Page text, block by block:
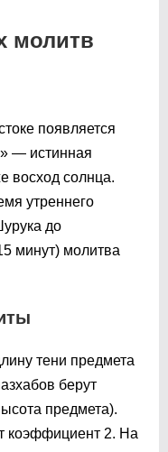
молитв
появляется
— истинная
восход солнца.
утреннего
до
минут) молитва
тени предмета
берут
предмета).
коэффициент 2. На